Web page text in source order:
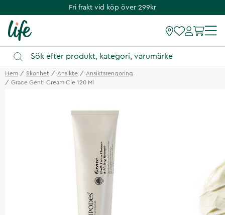
Fri frakt vid köp över 299kr
Hem Skonhet Ansikte
Ansiktsrengoring
Grace Gentl Cream Cle 120 Ml